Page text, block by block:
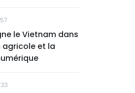
le Vietnam dans
et la